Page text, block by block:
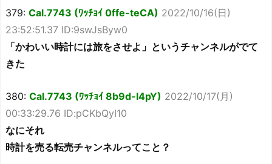
379: Cal.7743 (ﾜｯﾁｮｲ 0ffe-teCA) 2022/10/16(日)
23:52:51.37 ID:9swJsByw0
「かわいい時計には旅をさせよ」というチャンネルがでて
きた
380: Cal.7743 (ﾜｯﾁｮｲ 8b9d-I4pY) 2022/10/17(月)
00:33:29.76 ID:pCKbQyI10
なにそれ
時計を売る転売チャンネルってこと？